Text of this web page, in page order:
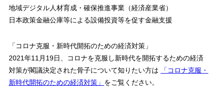
地域デジタル人材育成・確保推進事業（経済産業省）
日本政策金融公庫等による設備投資等を促す金融支援
「コロナ克服・新時代開拓のための経済対策」
2021年11月19日、コロナを克服し新時代を開拓するための経済
対策が閣議決定された骨子について知りたい方は
「コロナ克服・
新時代開拓のための経済対策」 をご覧ください。